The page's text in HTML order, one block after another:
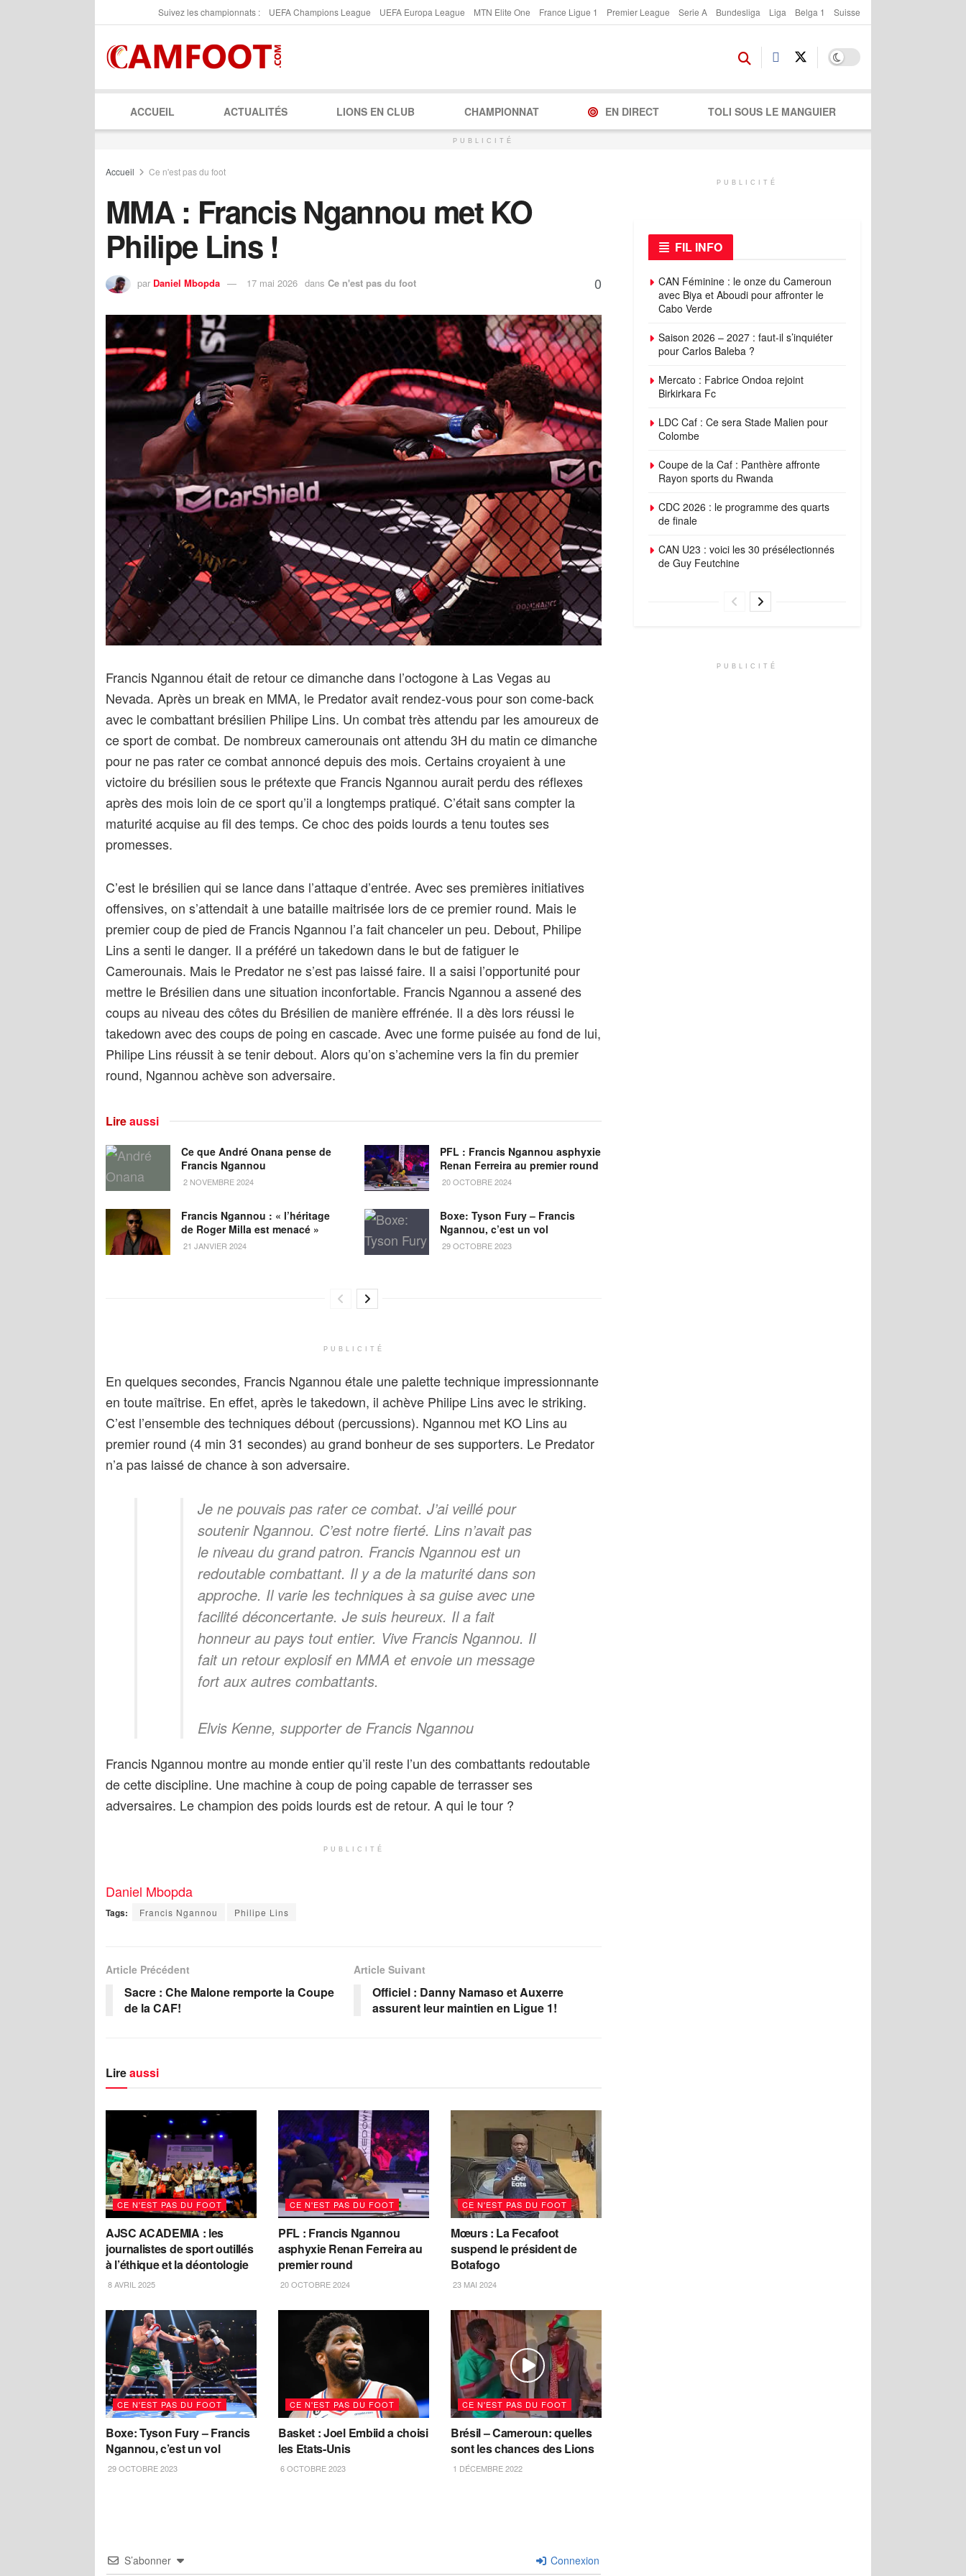
Suivez les championnats : UEFA Champions League UEFA Europa League MTN Elite One France Ligue 1 Premier League Serie A Bundesliga Liga Belga 1 Suisse
ACCUEIL ACTUALITÉS LIONS EN CLUB CHAMPIONNAT EN DIRECT TOLI SOUS LE MANGUIER
PUBLICITÉ
Accueil Ce n'est pas du foot
MMA : Francis Ngannou met KO
Philipe Lins !
par Daniel Mbopda 17 mai 2026 dans Ce n'est pas du foot 0
Francis Ngannou était de retour ce dimanche dans l’octogone à Las Vegas au
Nevada. Après un break en MMA, le Predator avait rendez-vous pour son come-back
avec le combattant brésilien Philipe Lins. Un combat très attendu par les amoureux de
ce sport de combat. De nombreux camerounais ont attendu 3H du matin ce dimanche
pour ne pas rater ce combat annoncé depuis des mois. Certains croyaient à une
victoire du brésilien sous le prétexte que Francis Ngannou aurait perdu des réflexes
après des mois loin de ce sport qu’il a longtemps pratiqué. C’était sans compter la
maturité acquise au fil des temps. Ce choc des poids lourds a tenu toutes ses
promesses.
C’est le brésilien qui se lance dans l’attaque d’entrée. Avec ses premières initiatives
offensives, on s’attendait à une bataille maitrisée lors de ce premier round. Mais le
premier coup de pied de Francis Ngannou l’a fait chanceler un peu. Debout, Philipe
Lins a senti le danger. Il a préféré un takedown dans le but de fatiguer le
Camerounais. Mais le Predator ne s’est pas laissé faire. Il a saisi l’opportunité pour
mettre le Brésilien dans une situation inconfortable. Francis Ngannou a assené des
coups au niveau des côtes du Brésilien de manière effrénée. Il a dès lors réussi le
takedown avec des coups de poing en cascade. Avec une forme puisée au fond de lui,
Philipe Lins réussit à se tenir debout. Alors qu’on s’achemine vers la fin du premier
round, Ngannou achève son adversaire.
Lireaussi
Ce que André Onana pense de
Francis Ngannou
2 NOVEMBRE 2024
PFL : Francis Ngannou asphyxie
Renan Ferreira au premier round
20 OCTOBRE 2024
Francis Ngannou : « l’héritage
de Roger Milla est menacé »
21 JANVIER 2024
Boxe: Tyson Fury – Francis
Ngannou, c’est un vol
29 OCTOBRE 2023
PUBLICITÉ
En quelques secondes, Francis Ngannou étale une palette technique impressionnante
en toute maîtrise. En effet, après le takedown, il achève Philipe Lins avec le striking.
C’est l’ensemble des techniques débout (percussions). Ngannou met KO Lins au
premier round (4 min 31 secondes) au grand bonheur de ses supporters. Le Predator
n’a pas laissé de chance à son adversaire.
Je ne pouvais pas rater ce combat. J’ai veillé pour
soutenir Ngannou. C’est notre fierté. Lins n’avait pas
le niveau du grand patron. Francis Ngannou est un
redoutable combattant. Il y a de la maturité dans son
approche. Il varie les techniques à sa guise avec une
facilité déconcertante. Je suis heureux. Il a fait
honneur au pays tout entier. Vive Francis Ngannou. Il
fait un retour explosif en MMA et envoie un message
fort aux autres combattants.
Elvis Kenne, supporter de Francis Ngannou
Francis Ngannou montre au monde entier qu’il reste l’un des combattants redoutable
de cette discipline. Une machine à coup de poing capable de terrasser ses
adversaires. Le champion des poids lourds est de retour. A qui le tour ?
PUBLICITÉ
Daniel Mbopda
Tags: Francis Ngannou Philipe Lins
Article Précédent
Sacre : Che Malone remporte la Coupe
de la CAF!
Article Suivant
Officiel : Danny Namaso et Auxerre
assurent leur maintien en Ligue 1!
Lireaussi
CE N'EST PAS DU FOOT
AJSC ACADEMIA : les
journalistes de sport outillés
à l’éthique et la déontologie
8 AVRIL 2025
CE N'EST PAS DU FOOT
PFL : Francis Ngannou
asphyxie Renan Ferreira au
premier round
20 OCTOBRE 2024
CE N'EST PAS DU FOOT
Mœurs : La Fecafoot
suspend le président de
Botafogo
23 MAI 2024
CE N'EST PAS DU FOOT
Boxe: Tyson Fury – Francis
Ngannou, c’est un vol
29 OCTOBRE 2023
CE N'EST PAS DU FOOT
Basket : Joel Embiid a choisi
les Etats-Unis
6 OCTOBRE 2023
CE N'EST PAS DU FOOT
Brésil – Cameroun: quelles
sont les chances des Lions
1 DÉCEMBRE 2022
S’abonner Connexion
PUBLICITÉ
FIL INFO
CAN Féminine : le onze du Cameroun
avec Biya et Aboudi pour affronter le
Cabo Verde
Saison 2026 – 2027 : faut-il s’inquiéter
pour Carlos Baleba ?
Mercato : Fabrice Ondoa rejoint
Birkirkara Fc
LDC Caf : Ce sera Stade Malien pour
Colombe
Coupe de la Caf : Panthère affronte
Rayon sports du Rwanda
CDC 2026 : le programme des quarts
de finale
CAN U23 : voici les 30 présélectionnés
de Guy Feutchine
PUBLICITÉ